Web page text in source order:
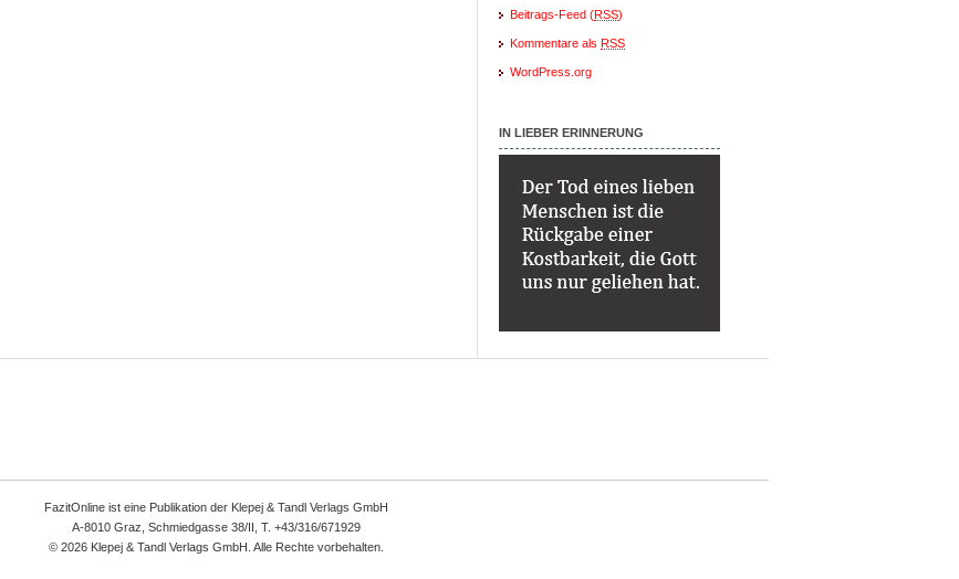
Beitrags-Feed (RSS)
Kommentare als RSS
WordPress.org
IN LIEBER ERINNERUNG
FazitOnline ist eine Publikation der Klepej & Tandl Verlags GmbH
A-8010 Graz, Schmiedgasse 38/II, T. +43/316/671929
© 2026 Klepej & Tandl Verlags GmbH. Alle Rechte vorbehalten.